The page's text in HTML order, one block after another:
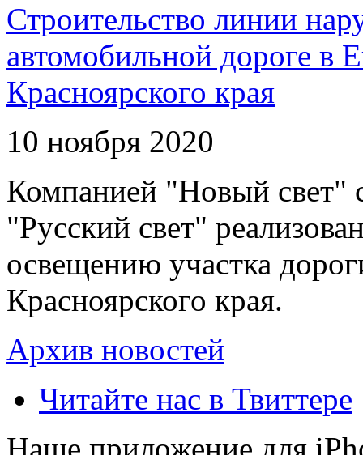
Строительство линии
автомобильной дороге в
Красноярского края
10 ноября 2020
Компанией "Новый свет"
"Русский свет"
освещению участка
Красноярского края.
Архив новостей
Читайте нас в Твиттере
Наше приложение для